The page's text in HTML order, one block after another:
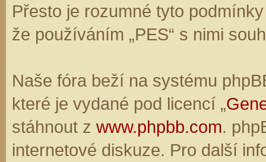
Přesto je rozumné tyto
že používáním „PES“ s nimi
Naše fóra beží na systému
které je vydané pod licencí „
stáhnout z www.phpbb.com.
internetové diskuze. Pro další